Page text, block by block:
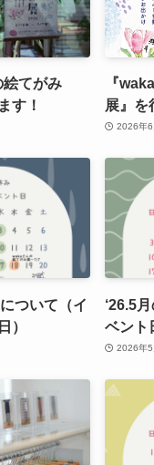
絵てがみ
す！
『
展』を
2026年6
ついて（イ
）
‘26.5
ベント
2026年5